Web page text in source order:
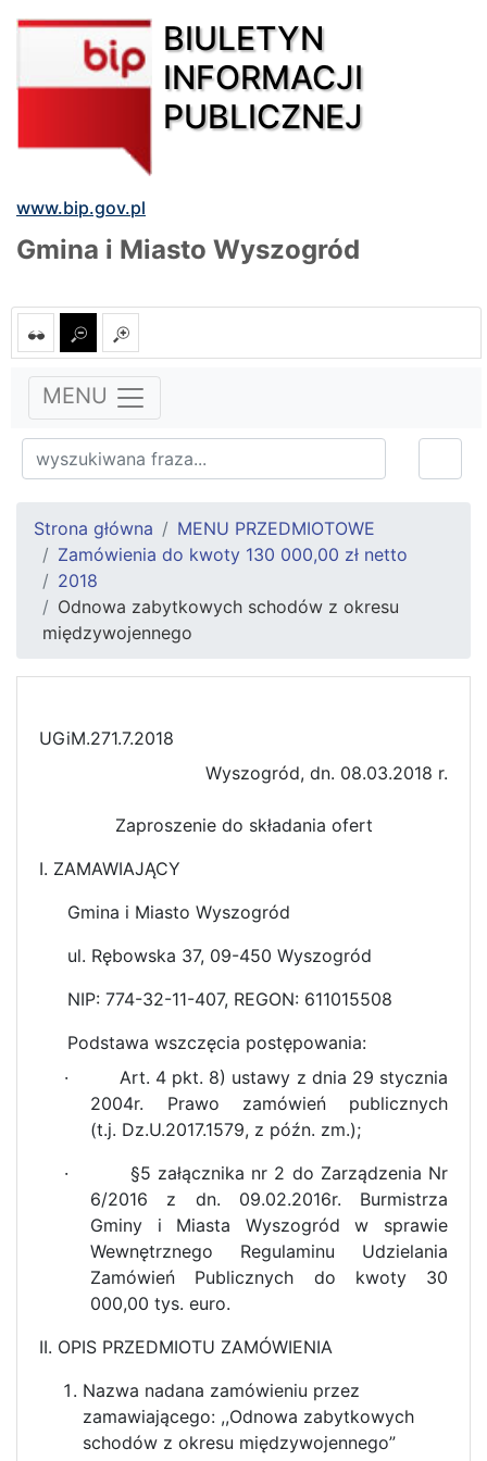
BIULETYN
INFORMACJI
PUBLICZNEJ
www.bip.gov.pl
Gmina i Miasto Wyszogród
MENU
Strona główna
MENU PRZEDMIOTOWE
Zamówienia do kwoty 130 000,00 zł netto
2018
Odnowa zabytkowych schodów z okresu
międzywojennego
UGiM.271.7.2018
Wyszogród, dn. 08.03.2018 r.
Zaproszenie do składania ofert
I. ZAMAWIAJĄCY
Gmina i Miasto Wyszogród
ul. Rębowska 37, 09-450 Wyszogród
NIP: 774-32-11-407, REGON: 611015508
Podstawa wszczęcia postępowania:
· Art. 4 pkt. 8) ustawy z dnia 29 stycznia
2004r. Prawo zamówień publicznych
(t.j. Dz.U.2017.1579, z późn. zm.);
· §5 załącznika nr 2 do Zarządzenia Nr
6/2016 z dn. 09.02.2016r. Burmistrza
Gminy i Miasta Wyszogród w sprawie
Wewnętrznego Regulaminu Udzielania
Zamówień Publicznych do kwoty 30
000,00 tys. euro.
II. OPIS PRZEDMIOTU ZAMÓWIENIA
Nazwa nadana zamówieniu przez
zamawiającego: ,,Odnowa zabytkowych
schodów z okresu międzywojennego”